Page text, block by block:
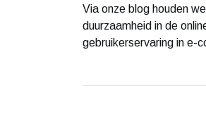
Via onze blog houden
duurzaamheid in de
gebruikerservaring in e-